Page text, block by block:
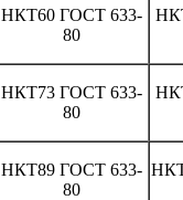
НКТ60 ГОСТ 633-
80
НКТ73 ГОСТ 633-
80
НКТ89 ГОСТ 633-
80